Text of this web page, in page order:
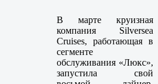
В марте круизная
компания Silversea
Cruises, работающая в
сегменте
обслуживания «Люкс»,
запустила свой